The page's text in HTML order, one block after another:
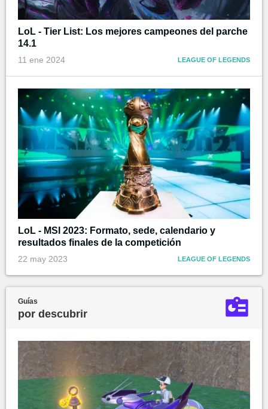
LoL - Tier List: Los mejores campeones del parche
14.1
11 ene 2024 LEAGUE OF LEGENDS
LoL - MSI 2023: Formato, sede, calendario y
resultados finales de la competición
22 may 2023 LEAGUE OF LEGENDS
Guías
por descubrir